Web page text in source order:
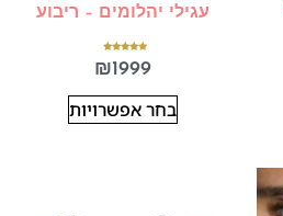
עגילי יהלומים – ריבוע
5.00
מתוך 5 ₪1999
בחר אפשרויות